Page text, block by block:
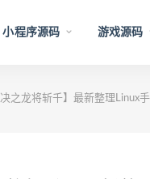
小程序源码 游戏源码
之龙将斩千】最新整理Linux